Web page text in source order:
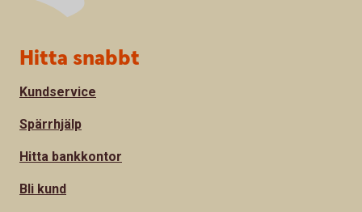
Sidfot
Hitta snabbt
Kundservice
Spärrhjälp
Hitta bankkontor
Bli kund